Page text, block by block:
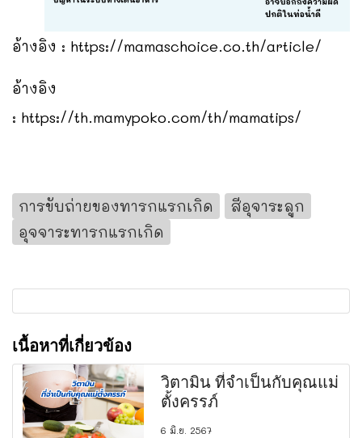
อ้างอิง : https://mamaschoice.co.th/article/
อ้างอิง
: https://th.mamypoko.com/th/mamatips/
การขับถ่ายของทารกแรกเกิด
สีอุจาระลูก
อุจจาระทารกแรกเกิด
เนื้อหาที่เกี่ยวข้อง
วิตามิน ที่จำเป็นกับคุณแม่
ตั้งครรภ์
6 มิ.ย. 2567